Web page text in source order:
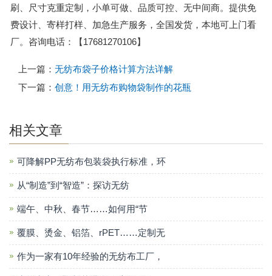
刷、尺寸克重定制，小单可做、品质可控、无中间商。提供免
费设计、寄样打样、加急生产服务，全国发货，本地可上门看
厂。咨询电话：【17681270106】
上一篇： 无纺布袋子价格计算方法详解
下一篇： 创意！用无纺布购物袋制作的花瓶
相关文章
可降解PP无纺布包装袋执行标准，环
从“制造”到“智造”：探访无纺
端午、中秋、春节……如何用“节
覆膜、烫金、铝箔、rPET……定制无
作为一家有10年经验的无纺布工厂，